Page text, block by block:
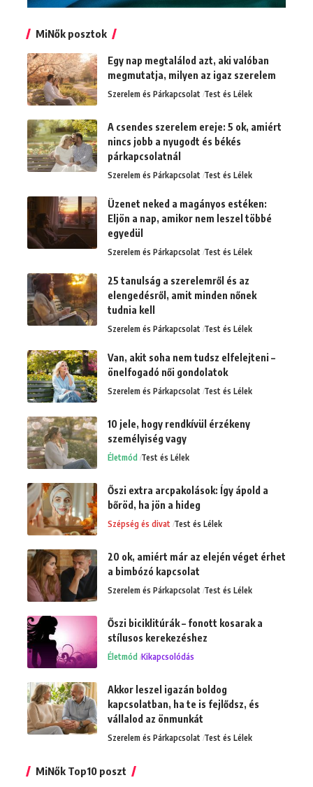
MiNők posztok
Egy nap megtalálod azt, aki valóban
megmutatja, milyen az igaz szerelem
Szerelem és Párkapcsolat Test és Lélek
A csendes szerelem ereje: 5 ok, amiért
nincs jobb a nyugodt és békés
párkapcsolatnál
Szerelem és Párkapcsolat Test és Lélek
Üzenet neked a magányos estéken:
Eljön a nap, amikor nem leszel többé
egyedül
Szerelem és Párkapcsolat Test és Lélek
25 tanulság a szerelemről és az
elengedésről, amit minden nőnek
tudnia kell
Szerelem és Párkapcsolat Test és Lélek
Van, akit soha nem tudsz elfelejteni –
önelfogadó női gondolatok
Szerelem és Párkapcsolat Test és Lélek
10 jele, hogy rendkívül érzékeny
személyiség vagy
Életmód Test és Lélek
Őszi extra arcpakolások: Így ápold a
bőröd, ha jön a hideg
Szépség és divat Test és Lélek
20 ok, amiért már az elején véget érhet
a bimbózó kapcsolat
Szerelem és Párkapcsolat Test és Lélek
Őszi biciklitúrák – fonott kosarak a
stílusos kerekezéshez
Életmód Kikapcsolódás
Akkor leszel igazán boldog
kapcsolatban, ha te is fejlődsz, és
vállalod az önmunkát
Szerelem és Párkapcsolat Test és Lélek
MiNők Top10 poszt